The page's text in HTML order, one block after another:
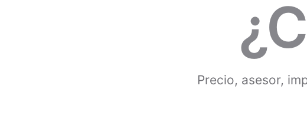
Precio, asesor,